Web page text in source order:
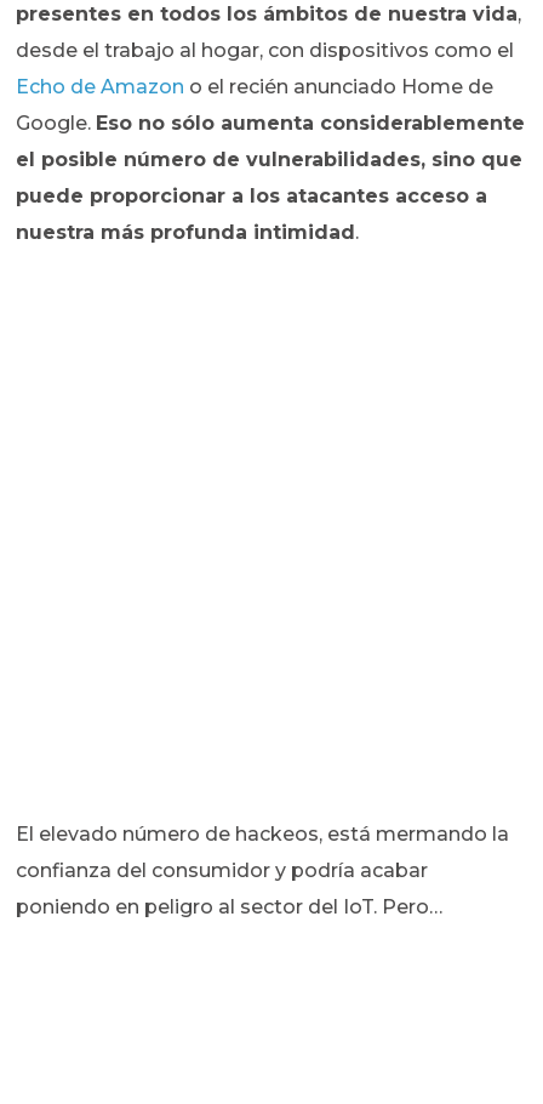
presentes en todos los ámbitos de nuestra vida,
desde el trabajo al hogar, con dispositivos como el
Echo de Amazon o el recién anunciado Home de
Google. Eso no sólo aumenta considerablemente
el posible número de vulnerabilidades, sino que
puede proporcionar a los atacantes acceso a
nuestra más profunda intimidad .
El elevado número de hackeos, está mermando la
confianza del consumidor y podría acabar
poniendo en peligro al sector del IoT. Pero…